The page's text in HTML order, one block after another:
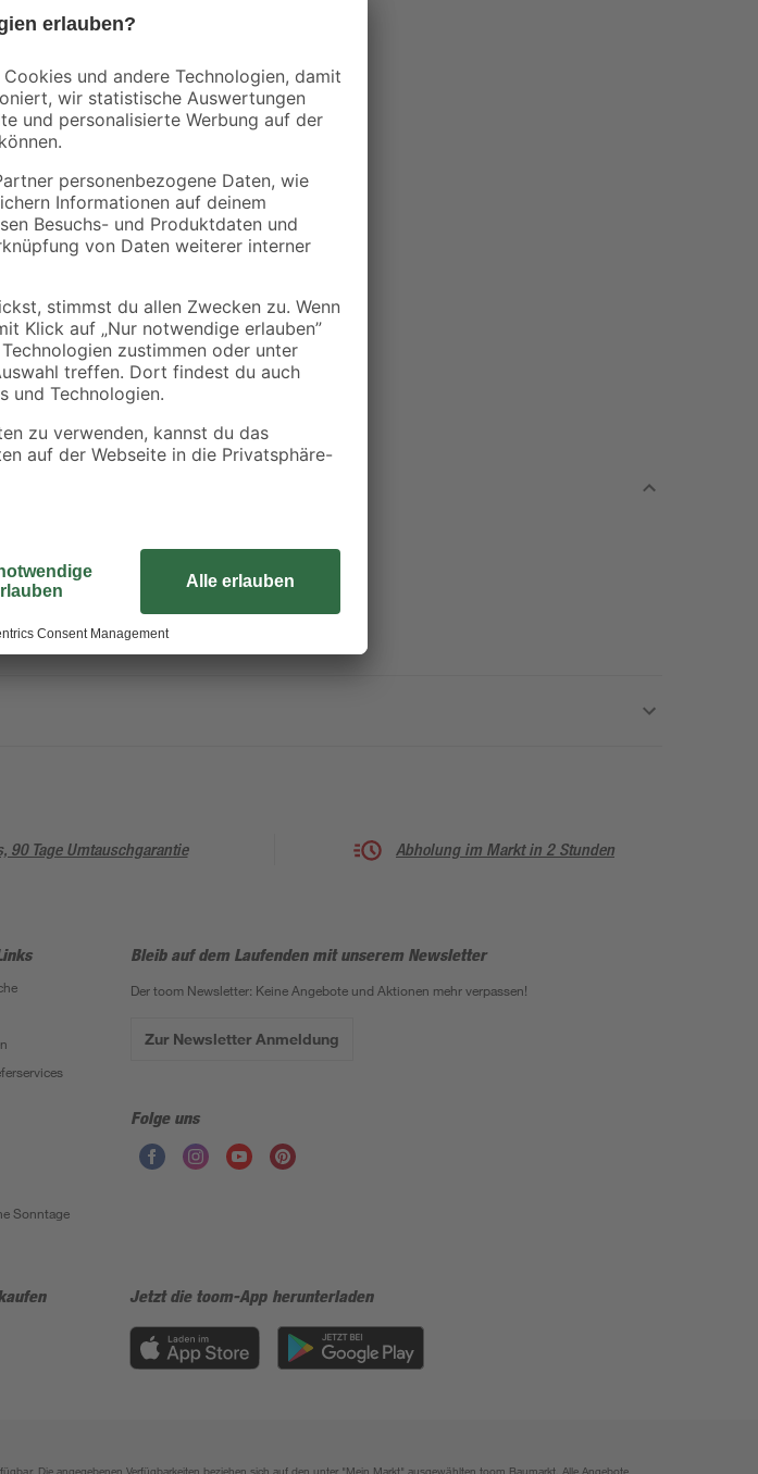
cm
Mengenrabatt
Baukleber 25 kg
7,89 €
0,32 € / Kilogramm
90 Tage Umtauschgarantie Abholung im Markt in 2 Stunden
Sonntage
Bleib auf dem Laufenden mit unserem Newsletter
Der toom Newsletter: Keine Angebote und Aktionen mehr verpassen!
Zur Newsletter Anmeldung
Folge uns
Jetzt die toom-App herunterladen
Die angegebenen Verfügbarkeiten beziehen sich auf den unter "Mein Markt" ausgewählten toom Baumarkt. Alle Angebote